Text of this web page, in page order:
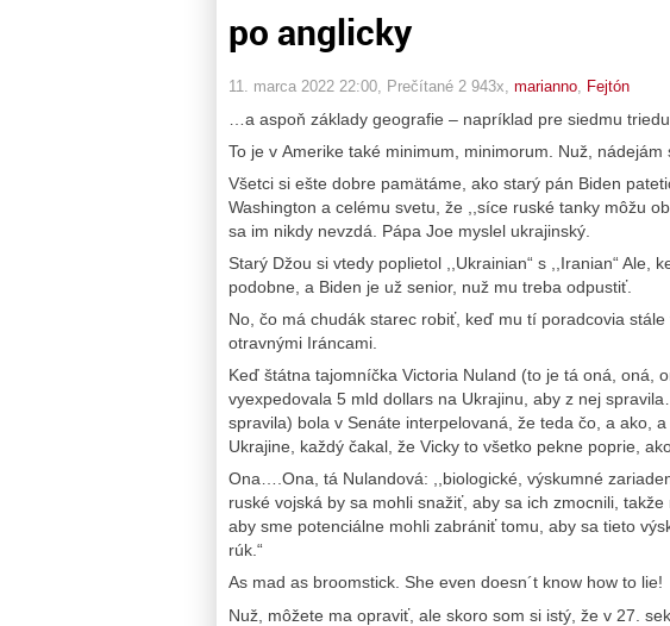
po anglicky
11. marca 2022 22:00 , Prečítané 2 943x, marianno Fejtón
…a aspoň základy geografie – napríklad pre siedmu
To je v Amerike také minimum, minimorum. Nuž, nádejám
Všetci si ešte dobre pamätáme, ako starý pán Biden
Washington a celému svetu, že ,,síce ruské tanky môžu
sa im nikdy nevzdá. Pápa Joe myslel ukrajinský.
Starý Džou si vtedy poplietol ,,Ukrainian“ s ,,Iranian“ Ale,
podobne, a Biden je už senior, nuž mu treba odpustiť.
No, čo má chudák starec robiť, keď mu tí poradcovia
otravnými Iráncami.
Keď štátna tajomníčka Victoria Nuland (to je tá oná, oná,
vyexpedovala 5 mld dollars na Ukrajinu, aby z nej
spravila) bola v Senáte interpelovaná, že teda čo, a ako,
Ukrajine, každý čakal, že Vicky to všetko pekne poprie,
Ona….Ona, tá Nulandová: ,,biologické, výskumné
ruské vojská by sa mohli snažiť, aby sa ich zmocnili,
aby sme potenciálne mohli zabrániť tomu, aby sa tieto
rúk.“
As mad as broomstick. She even doesn´t know how to lie!
Nuž, môžete ma opraviť, ale skoro som si istý, že v 27.